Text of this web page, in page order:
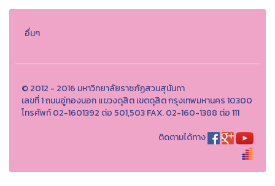
อื่นๆ
© 2012 - 2016 มหาวิทยาลัยราชภัฏสวนสุนันทา
เลขที่ 1 ถนนอู่ทองนอก แขวงดุสิต เขตดุสิต กรุงเทพมหานคร 10300
โทรศัพท์ 02-1601392 ต่อ 501,503 FAX. 02-160-1388 ต่อ 111
ติดตามได้ทาง